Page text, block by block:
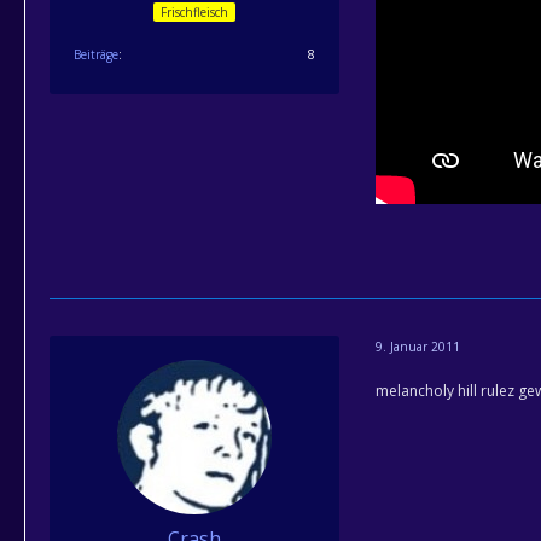
Frischfleisch
Beiträge 8
9. Januar 2011
melancholy hill rulez